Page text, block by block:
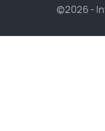
©2026 -